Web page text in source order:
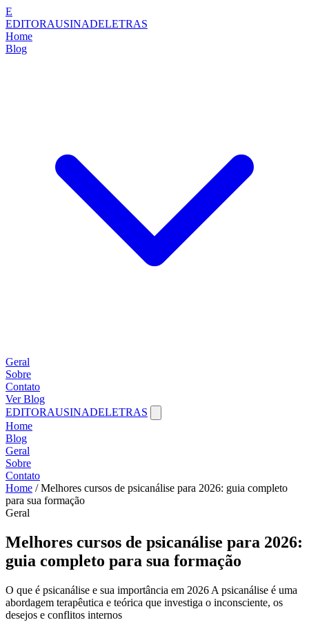
E
EDITORAUSINADELETRAS
Home
Blog
Geral
Sobre
Contato
Ver Blog
EDITORAUSINADELETRAS
Home
Blog
Geral
Sobre
Contato
Home / Melhores cursos de psicanálise para 2026: guia completo
para sua formação
Geral
Melhores cursos de psicanálise para 2026:
guia completo para sua formação
O que é psicanálise e sua importância em 2026 A psicanálise é uma
abordagem terapêutica e teórica que investiga o inconsciente, os
desejos e conflitos internos